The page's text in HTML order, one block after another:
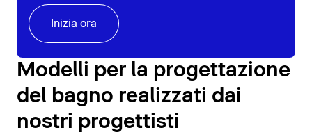
Inizia ora
Modelli per la progettazione
del bagno realizzati dai
nostri progettisti